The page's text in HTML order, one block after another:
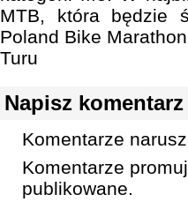
MTB, która będzie
Poland Bike
Turu
Napisz komentarz
Komentarze
Komentarze
publikowane.